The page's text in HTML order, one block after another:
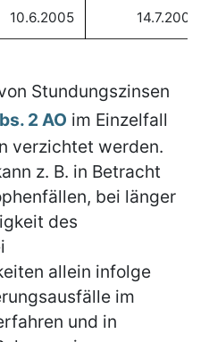
10.6.2005 14.7.2005
Stundungszinsen
2 AO im Einzelfall
verzichtet werden.
z. B. in Betracht
bei länger
des
allein infolge
im
und in